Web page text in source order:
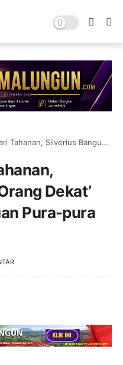
Bangun ’Orang Dekat’ JR Saragih Ketahuan Pura-pura Sakit
Dekat’
Pura-pura